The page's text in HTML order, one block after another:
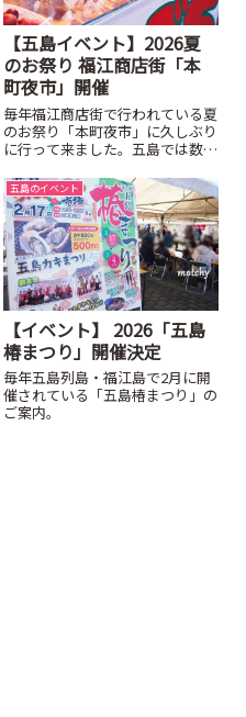
【五島イベント】2026夏
のお祭り 福江商店街「本
町夜市」開催
毎年福江商店街で行われている夏
のお祭り「本町夜市」に久しぶり
に行って来ました。五島では数少
さんの人で賑わいます。
五島のイベント
【イベント】 2026「五島
椿まつり」開催決定
毎年五島列島・福江島で2月に開
催されている「五島椿まつり」の
ご案内。